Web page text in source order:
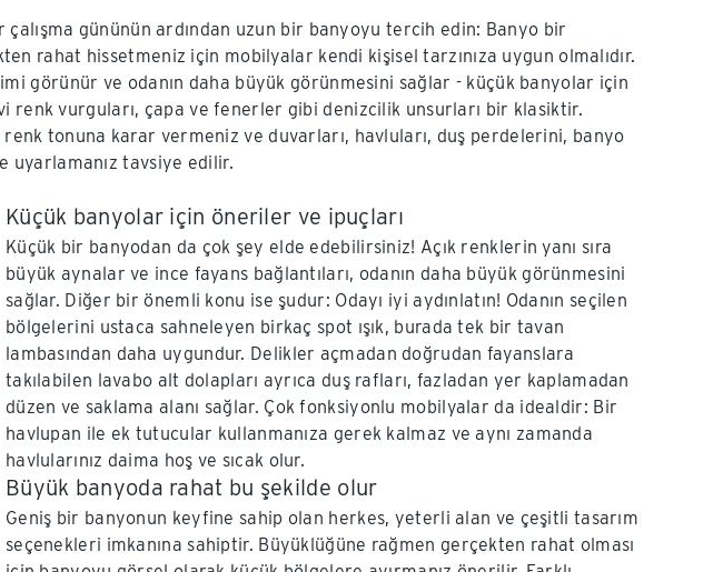
gününün ardından uzun bir banyoyu tercih edin: Banyo bir
rahat hissetmeniz için mobilyalar kendi kişisel tarzınıza uygun olmalıdır.
görünür ve odanın daha büyük görünmesini sağlar - küçük banyolar için
renk vurguları, çapa ve fenerler gibi denizcilik unsurları bir klasiktir.
tonuna karar vermeniz ve duvarları, havluları, duş perdelerini, banyo
uyarlamanız tavsiye edilir.
Küçük banyolar için öneriler ve ipuçları
Küçük bir banyodan da çok şey elde edebilirsiniz! Açık renklerin yanı sıra
büyük aynalar ve ince fayans bağlantıları, odanın daha büyük görünmesini
sağlar. Diğer bir önemli konu ise şudur: Odayı iyi aydınlatın! Odanın seçilen
bölgelerini ustaca sahneleyen birkaç spot ışık, burada tek bir tavan
lambasından daha uygundur. Delikler açmadan doğrudan fayanslara
takılabilen lavabo alt dolapları ayrıca duş rafları, fazladan yer kaplamadan
düzen ve saklama alanı sağlar. Çok fonksiyonlu mobilyalar da idealdir: Bir
havlupan ile ek tutucular kullanmanıza gerek kalmaz ve aynı zamanda
havlularınız daima hoş ve sıcak olur.
Büyük banyoda rahat bu şekilde olur
Geniş bir banyonun keyfine sahip olan herkes, yeterli alan ve çeşitli tasarım
seçenekleri imkanına sahiptir. Büyüklüğüne rağmen gerçekten rahat olması